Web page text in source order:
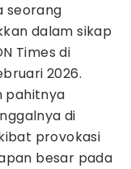
seorang
dalam sikap
Times di
2026.
pahitnya
di
provokasi
besar pada